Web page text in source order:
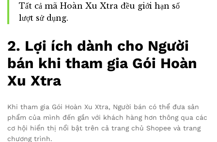
Tất cả mã Hoàn Xu Xtra đều giới hạn số
lượt sử dụng.
2. Lợi ích dành cho Người
bán khi tham gia Gói Hoàn
Xu Xtra
Khi tham gia Gói Hoàn Xu Xtra, Người bán có thể đưa sản
phẩm của mình đến gần với khách hàng hơn thông qua các
cơ hội hiển thị nổi bật trên cả trang chủ Shopee và trang
chương trình.